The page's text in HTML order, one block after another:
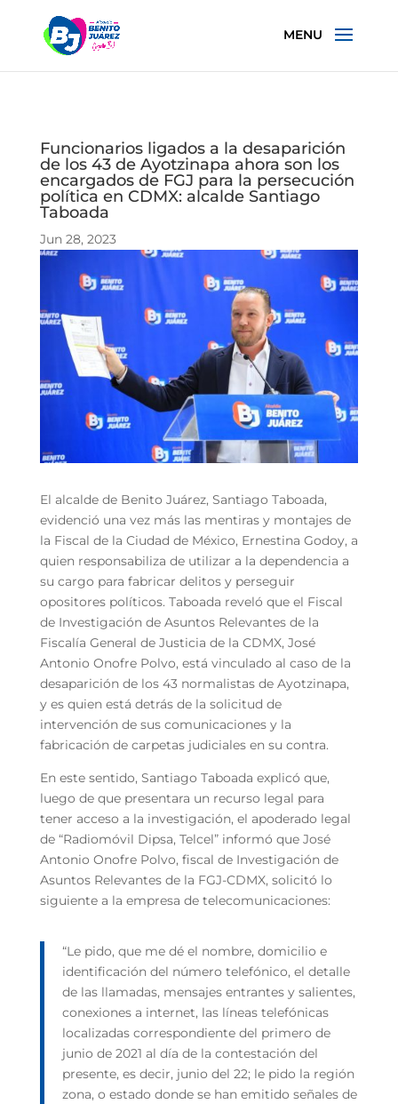
Funcionarios ligados a la desaparición
de los 43 de Ayotzinapa ahora son los
encargados de FGJ para la persecución
política en CDMX: alcalde Santiago
Taboada
Jun 28, 2023
El alcalde de Benito Juárez, Santiago Taboada,
evidenció una vez más las mentiras y montajes de
la Fiscal de la Ciudad de México, Ernestina Godoy, a
quien responsabiliza de utilizar a la dependencia a
su cargo para fabricar delitos y perseguir
opositores políticos. Taboada reveló que el Fiscal
de Investigación de Asuntos Relevantes de la
Fiscalía General de Justicia de la CDMX, José
Antonio Onofre Polvo, está vinculado al caso de la
desaparición de los 43 normalistas de Ayotzinapa,
y es quien está detrás de la solicitud de
intervención de sus comunicaciones y la
fabricación de carpetas judiciales en su contra.
En este sentido, Santiago Taboada explicó que,
luego de que presentara un recurso legal para
tener acceso a la investigación, el apoderado legal
de “Radiomóvil Dipsa, Telcel” informó que José
Antonio Onofre Polvo, fiscal de Investigación de
Asuntos Relevantes de la FGJ-CDMX, solicitó lo
siguiente a la empresa de telecomunicaciones:
“Le pido, que me dé el nombre, domicilio e
identificación del número telefónico, el detalle
de las llamadas, mensajes entrantes y salientes,
conexiones a internet, las líneas telefónicas
localizadas correspondiente del primero de
junio de 2021 al día de la contestación del
presente, es decir, junio del 22; le pido la región
zona, o estado donde se han emitido señales de